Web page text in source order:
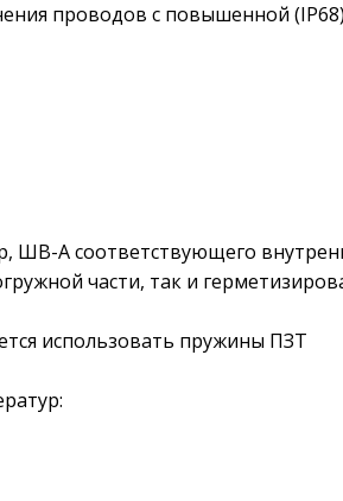
проводов с повышенной
ШВ-А соответствующего
части, так и
использовать пружины ПЗТ